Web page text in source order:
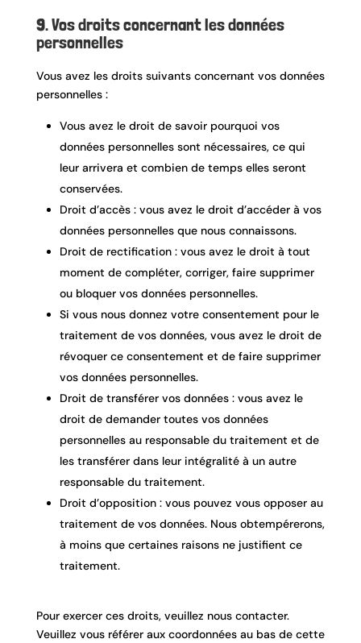
9. Vos droits concernant les données
personnelles
Vous avez les droits suivants concernant vos données
personnelles :
Vous avez le droit de savoir pourquoi vos
données personnelles sont nécessaires, ce qui
leur arrivera et combien de temps elles seront
conservées.
Droit d’accès : vous avez le droit d’accéder à vos
données personnelles que nous connaissons.
Droit de rectification : vous avez le droit à tout
moment de compléter, corriger, faire supprimer
ou bloquer vos données personnelles.
Si vous nous donnez votre consentement pour le
traitement de vos données, vous avez le droit de
révoquer ce consentement et de faire supprimer
vos données personnelles.
Droit de transférer vos données : vous avez le
droit de demander toutes vos données
personnelles au responsable du traitement et de
les transférer dans leur intégralité à un autre
responsable du traitement.
Droit d’opposition : vous pouvez vous opposer au
traitement de vos données. Nous obtempérerons,
à moins que certaines raisons ne justifient ce
traitement.
Pour exercer ces droits, veuillez nous contacter.
Veuillez vous référer aux coordonnées au bas de cette